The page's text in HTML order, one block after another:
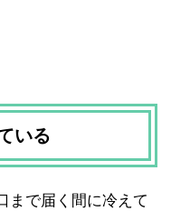
いる
まで届く間に冷えて